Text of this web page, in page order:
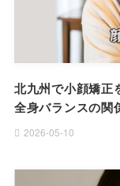
北九州で小顔矯正
全身バランスの関
2026-05-10